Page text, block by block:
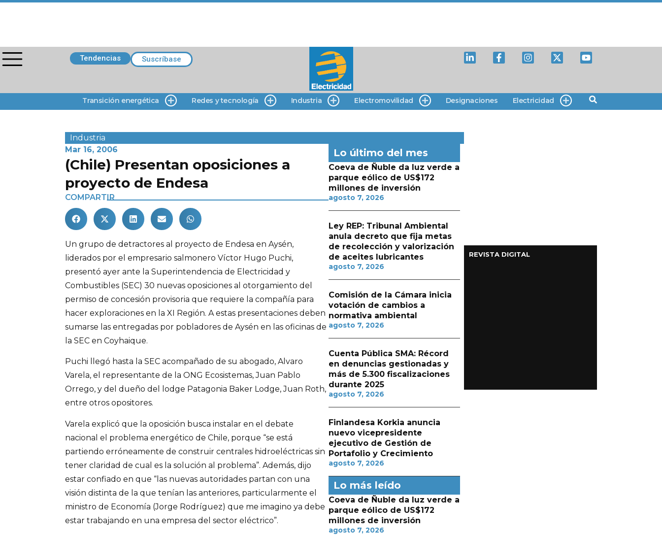
Tendencias Suscríbase
Transición energética Redes y tecnología Industria Electromovilidad Designaciones Electricidad
Industria
Mar 16, 2006
(Chile) Presentan oposiciones a
proyecto de Endesa
COMPARTIR
Un grupo de detractores al proyecto de Endesa en Aysén,
liderados por el empresario salmonero Víctor Hugo Puchi,
presentó ayer ante la Superintendencia de Electricidad y
Combustibles (SEC) 30 nuevas oposiciones al otorgamiento del
permiso de concesión provisoria que requiere la compañía para
hacer exploraciones en la XI Región. A estas presentaciones deben
sumarse las entregadas por pobladores de Aysén en las oficinas de
la SEC en Coyhaique.
Puchi llegó hasta la SEC acompañado de su abogado, Alvaro
Varela, el representante de la ONG Ecosistemas, Juan Pablo
Orrego, y del dueño del lodge Patagonia Baker Lodge, Juan Roth,
entre otros opositores.
Varela explicó que la oposición busca instalar en el debate
nacional el problema energético de Chile, porque “se está
partiendo erróneamente de construir centrales hidroeléctricas sin
tener claridad de cual es la solución al problema”. Además, dijo
estar confiado en que “las nuevas autoridades partan con una
visión distinta de la que tenían las anteriores, particularmente el
ministro de Economía (Jorge Rodríguez) que me imagino ya debe
estar trabajando en una empresa del sector eléctrico”.
Lo último del mes
Coeva de Ñuble da luz verde a
parque eólico de US$172
millones de inversión
agosto 7, 2026
Ley REP: Tribunal Ambiental
anula decreto que fija metas
de recolección y valorización
de aceites lubricantes
agosto 7, 2026
Comisión de la Cámara inicia
votación de cambios a
normativa ambiental
agosto 7, 2026
Cuenta Pública SMA: Récord
en denuncias gestionadas y
más de 5.300 fiscalizaciones
durante 2025
agosto 7, 2026
Finlandesa Korkia anuncia
nuevo vicepresidente
ejecutivo de Gestión de
Portafolio y Crecimiento
agosto 7, 2026
Lo más leído
Coeva de Ñuble da luz verde a
parque eólico de US$172
millones de inversión
agosto 7, 2026
REVISTA DIGITAL